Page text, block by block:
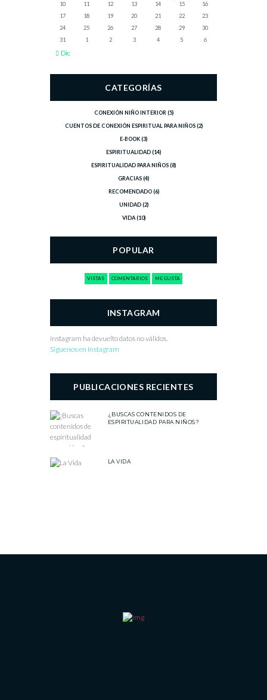
10
11 12 13 14 15
16
17
18 19 20 21 22
23
24
25 26 27 28 29
30
31
1 2 3 4 5 6
Dic
CATEGORÍAS
CONEXIÓN NIÑO INTERIOR (5)
CUENTOS DE CONEXIÓN ESPIRITUAL PARA NIÑOS(2)
E-BOOK(3)
ESPIRITUALIDAD(14)
ESPIRITUALIDAD PARA NIÑOS(8)
GRACIAS(4)
RECOMENDADO(6)
UNIDAD(2)
VIDA(10)
POPULAR
VISTAS COMENTARIOS ME GUSTA
INSTAGRAM
Instagram ha devuelto datos no válidos.
Siguenos en Instagram
PUBLICACIONES RECIENTES
¿BUSCAS CONTENIDOS DE
ESPIRITUALIDAD PARA NIÑOS?
LA VIDA